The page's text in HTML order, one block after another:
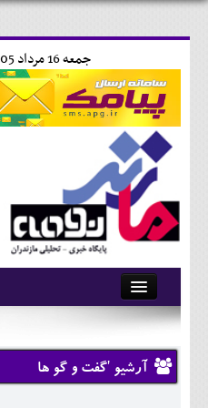
جمعه 16 مرداد 1405-16:34-
آرشیو
تماس با ما
وبلاگ
آرشیو 'گفت و گو ها